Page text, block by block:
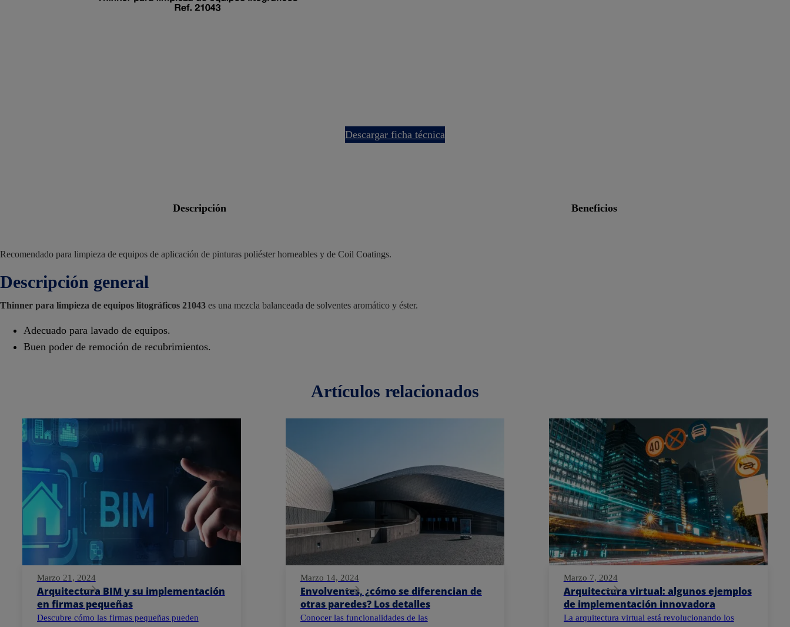
descargar ficha técnica
descripción beneficios
Recomendado para limpieza de equipos de aplicación de pinturas poliéster horneables y de Coil Coatings.
Descripción general
Thinner para limpieza de equipos litográficos 21043 es una mezcla balanceada de solventes aromático y éster.
Adecuado para lavado de equipos.
Buen poder de remoción de recubrimientos.
artículos relacionados
Marzo 21, 2024
Arquitectura BIM y su implementación
en firmas pequeñas
Descubre cómo las firmas pequeñas pueden
Marzo 14, 2024
Envolventes, ¿cómo se diferencian de
otras paredes? Los detalles
Conocer las funcionalidades de las
Marzo 7, 2024
Arquitectura virtual: algunos ejemplos
de implementación innovadora
La arquitectura virtual está revolucionando los